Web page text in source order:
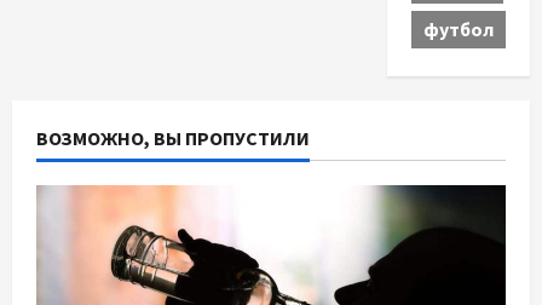
футбол
ВОЗМОЖНО, ВЫ ПРОПУСТИЛИ